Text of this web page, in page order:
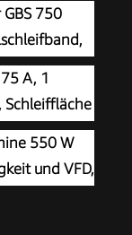
750
A, 1
Schleiffläche
75 x
550 W
und VFD,